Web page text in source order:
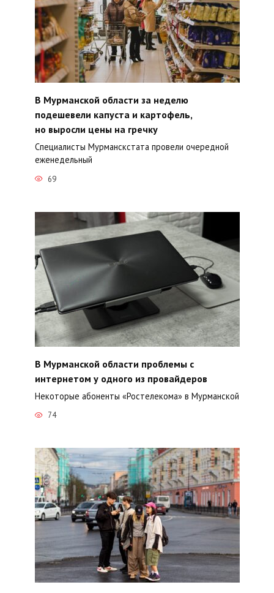
В Мурманской области за неделю
подешевели капуста и картофель,
но выросли цены на гречку
Специалисты Мурманскстата провели очередной
еженедельный
69
В Мурманской области проблемы с
интернетом у одного из провайдеров
Некоторые абоненты «Ростелекома» в Мурманской
74